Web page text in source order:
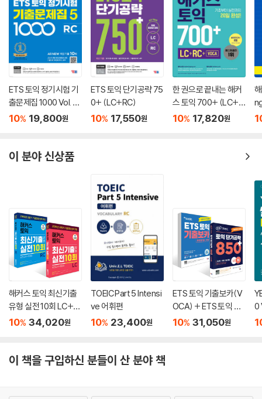
ETS 토익 정기시험 기
출문제집 1000 Vol. 5
RC
10% 19,800원
ETS 토익 단기공략 75
0+ (LC+RC)
10% 17,550원
한 권으로 끝내는 해커
스 토익 700+ (LC+R
C+VOCA)
10% 17,820원
이 분야 신상품
해커스 토익 최신기출
유형 실전 10회 LC+R
C 세트 (모의고사+해
10% 34,020원
TOEIC Part 5 Intensi
ve 어휘편
10% 23,400원
ETS 토익 기출보카(V
OCA) + ETS 토익 단
기공략 850+ (LC+R
10% 31,050원
0
이 책을 구입하신 분들이 산 분야 책